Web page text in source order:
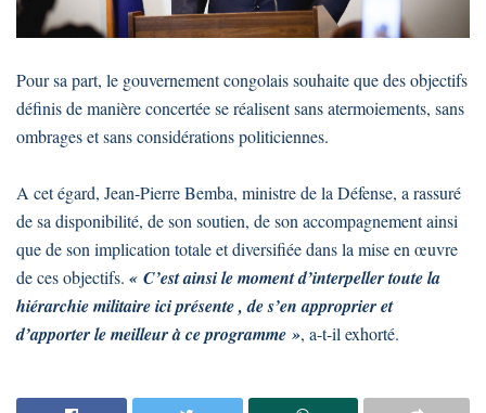
Pour sa part, le gouvernement congolais souhaite que des objectifs
définis de manière concertée se réalisent sans atermoiements, sans
ombrages et sans considérations politiciennes.
A cet égard, Jean-Pierre Bemba, ministre de la Défense, a rassuré
de sa disponibilité, de son soutien, de son accompagnement ainsi
que de son implication totale et diversifiée dans la mise en œuvre
de ces objectifs. « C’est ainsi le moment d’interpeller toute la
hiérarchie militaire ici présente , de s’en approprier et
d’apporter le meilleur à ce programme », a-t-il exhorté.